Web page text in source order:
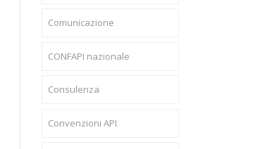
Comunicazione
CONFAPI nazionale
Consulenza
Convenzioni API